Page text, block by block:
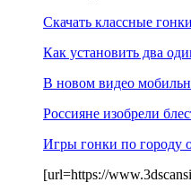
Скачать классные
Как установить два
В новом видео
Россияне изобрели
Игры гонки по городу
[url=https://